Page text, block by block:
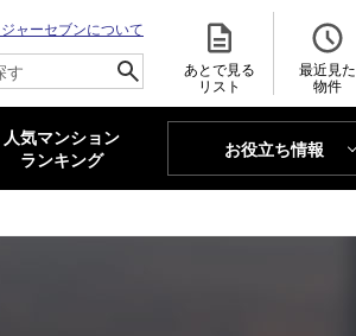
ジャーセブンについて
あとで見る
リスト
最近見た
物件
人気マンション
ランキング
お役立ち情報
MAJOR'S BLOG